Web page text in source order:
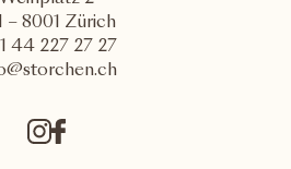
– 8001 Zürich
44 227 27 27